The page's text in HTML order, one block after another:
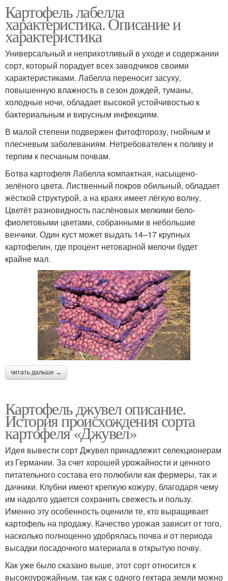
Картофель лабелла
характеристика. Описание и
характеристика
Универсальный и неприхотливый в уходе и содержании
сорт, который порадует всех заводчиков своими
характеристиками. Лабелла переносит засуху,
повышенную влажность в сезон дождей, туманы,
холодные ночи, обладает высокой устойчивостью к
бактериальным и вирусным инфекциям.
В малой степени подвержен фитофторозу, гнойным и
плесневым заболеваниям. Нетребователен к поливу и
терпим к песчаным почвам.
Ботва картофеля Лабелла компактная, насыщено-
зелёного цвета. Лиственный покров обильный, обладает
жёсткой структурой, а на краях имеет лёгкую волну.
Цветёт разновидность паслёновых мелкими бело-
фиолетовыми цветами, собранными в небольшие
венчики. Один куст может выдать 14–17 крупных
картофелин, где процент нетоварной мелочи будет
крайне мал.
читать дальше →
Картофель джувел описание.
История происхождения сорта
картофеля «Джувел»
Идея вывести сорт Джувел принадлежит селекционерам
из Германии. За счет хорошей урожайности и ценного
питательного состава его полюбили как фермеры, так и
дачники. Клубни имеют крепкую кожуру, благодаря чему
им надолго удается сохранить свежесть и пользу.
Именно эту особенность оценили те, кто выращивает
картофель на продажу. Качество урожая зависит от того,
насколько полноценно удобрялась почва и от периода
высадки посадочного материала в открытую почву.
Как уже было сказано выше, этот сорт относится к
высокоурожайным, так как с одного гектара земли можно